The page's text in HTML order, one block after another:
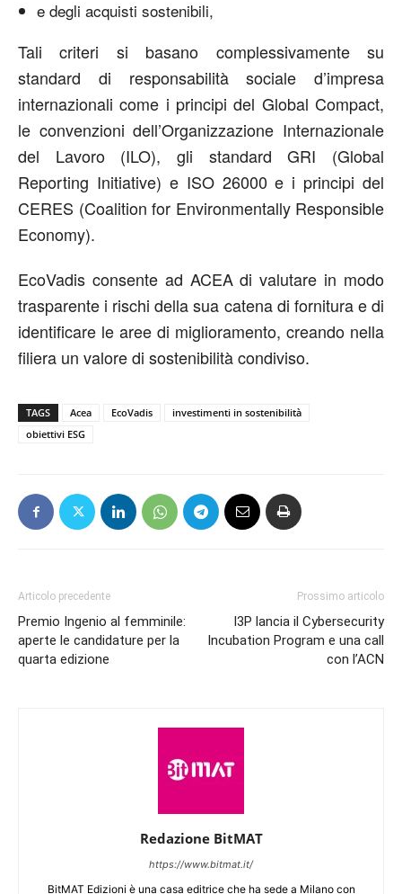
e degli acquisti sostenibili,
Tali criteri si basano complessivamente su
standard di responsabilità sociale d’impresa
internazionali come i principi del Global Compact,
le convenzioni dell’Organizzazione Internazionale
del Lavoro (ILO), gli standard GRI (Global
Reporting Initiative) e ISO 26000 e i principi del
CERES (Coalition for Environmentally Responsible
Economy).
EcoVadis consente ad ACEA di valutare in modo
trasparente i rischi della sua catena di fornitura e di
identificare le aree di miglioramento, creando nella
filiera un valore di sostenibilità condiviso.
TAGS Acea EcoVadis
investimenti in sostenibilità
obiettivi ESG
Articolo precedente
Premio Ingenio al femminile:
aperte le candidature per la
quarta edizione
Prossimo articolo
I3P lancia il Cybersecurity
Incubation Program e una call
con l’ACN
Redazione BitMAT
https://www.bitmat.it/
BitMAT Edizioni è una casa editrice che ha sede a Milano con